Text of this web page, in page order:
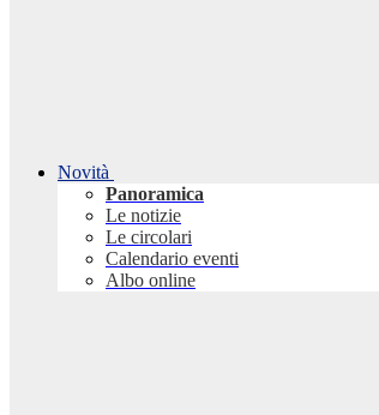
Novità
Panoramica
Le notizie
Le circolari
Calendario eventi
Albo online